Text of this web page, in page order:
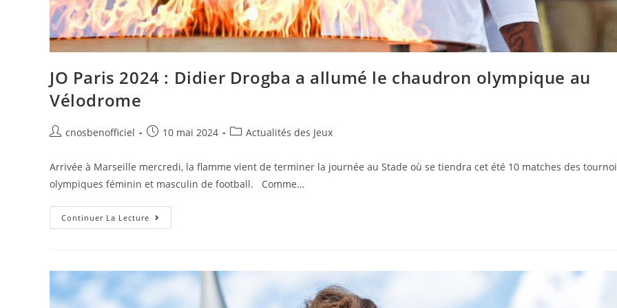
JO Paris 2024 : Didier Drogba a allumé le chaudron olympique au
Vélodrome
cnosbenofficiel 10 mai 2024 Actualités des Jeux
Arrivée à Marseille mercredi, la flamme vient de terminer la journée au Stade où se tiendra cet été 10 matches des
olympiques féminin et masculin de football. Comme…
Continuer La Lecture